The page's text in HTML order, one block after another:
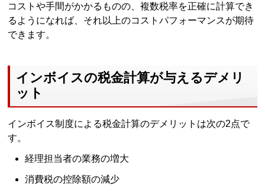
コストや手間がかかるものの、複数税率を正確に計算でき
るようになれば、それ以上のコストパフォーマンスが期待
できます。
インボイスの税金計算が与えるデメリ
ット
インボイス制度による税金計算のデメリットは次の2点で
す。
経理担当者の業務の増大
消費税の控除額の減少